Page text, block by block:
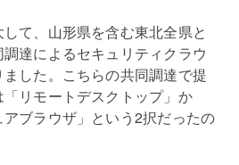
て、山形県を含む東北全県と
達によるセキュリティクラウ
した。こちらの共同調達で提
リモートデスクトップ」か
アブラウザ」という2択だったの